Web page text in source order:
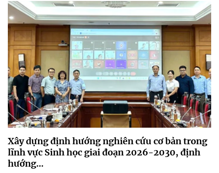
BỘ KHOA HỌC VÀ CÔNG NGHỆ
MINISTRY OF SCIENCE AND TECHNOLOGY
Điều khoản sử dụng Theo dõi MST: Góp ý
Cơ quan chủ quản: Bộ Khoa học và Công nghệ (MST)
Chịu trách nhiệm nội dung: Nguyễn Thị Hải Hằng
Giám đốc Trung tâm Truyền thông Khoa học và Công nghệ.
Liên hệ
Địa chỉ: Ban Biên tập Cổng TTĐT - 18 Nguyễn Du, TP. Hà Nội
Điện thoại: 024 3936 9506
Email:stc@mst.gov.vn
©2026 Bản quyền thuộc Bộ Khoa Học và Công Nghệ
(Ghi rõ nguồn "https://mst.gov.vn" khi phát hành lại thông tin từ
website này)
Xây dựng định hướng nghiên cứu cơ bản trong
lĩnh vực Sinh học giai đoạn 2026-2030, định
hướng...